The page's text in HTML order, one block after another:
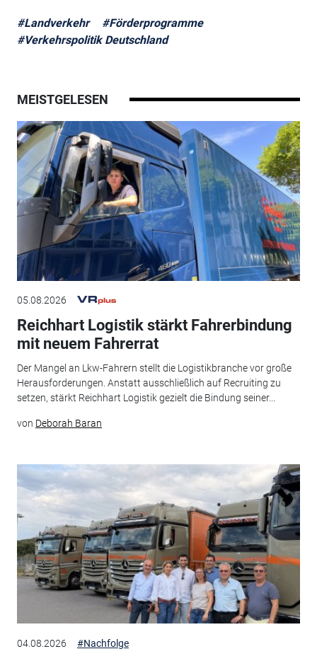
#Landverkehr
#Förderprogramme
#Verkehrspolitik Deutschland
MEISTGELESEN
05.08.2026
Reichhart Logistik stärkt Fahrerbindung
mit neuem Fahrerrat
Der Mangel an Lkw-Fahrern stellt die Logistikbranche vor große
Herausforderungen. Anstatt ausschließlich auf Recruiting zu
setzen, stärkt Reichhart Logistik gezielt die Bindung seiner...
von Deborah Baran
04.08.2026 #Nachfolge